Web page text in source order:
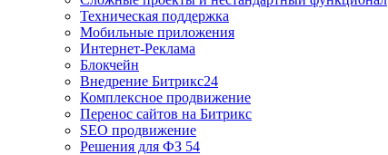
Teхническая поддержка
Мобильные приложения
Интернет-Реклама
Блокчейн
Внедрение Битрикс24
Комплексное продвижение
Перенос сайтов на Битрикс
SEO продвижение
Решения для ФЗ 54